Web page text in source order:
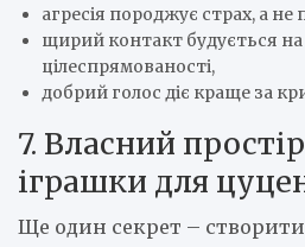
агресія породжує страх, а не
щирий контакт будується на
цілеспрямованості,
добрий голос діє краще за
7. Власний
іграшки для
Ще один секрет –